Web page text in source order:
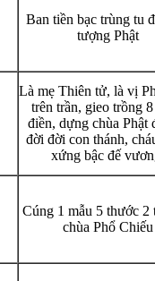
Ban tiền bạc trùng tu
tượng Phật
Là mẹ Thiên tử, là vị
trên trần, gieo trồng
điền, dựng chùa Phật
đời đời con thánh,
xứng bậc đế
Cúng 1 mẫu 5 thước 2
chùa Phổ Chiếu